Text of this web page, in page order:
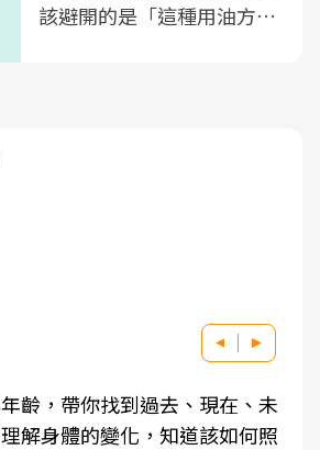
該避開的是「這種用油方
齡，帶你找到過去、現在、未
解身體的變化，知道該如何照